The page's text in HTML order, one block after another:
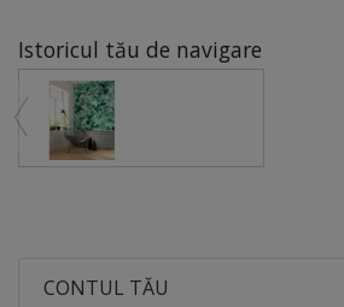
Istoricul tău de navigare
CONTUL TĂU